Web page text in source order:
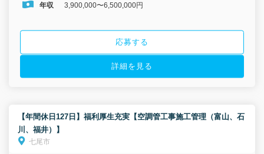
年収 3,900,000〜6,500,000円
応募する
詳細を見る
【年間休日127日】福利厚生充実【空調管工事施工管理（富山、石
川、福井）】
七尾市